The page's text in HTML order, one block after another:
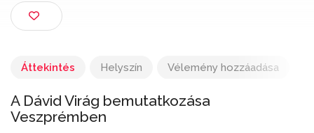
Áttekintés Helyszín Vélemény hozzáadása
A Dávid Virág bemutatkozása
Veszprémben